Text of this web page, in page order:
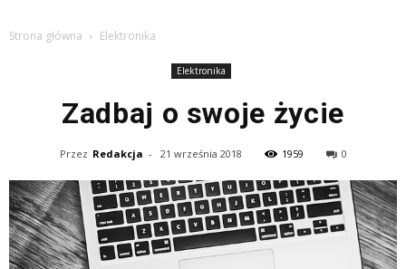
Strona główna Elektronika
Elektronika
Zadbaj o swoje życie
Przez Redakcja - 21 września 2018 1959 0